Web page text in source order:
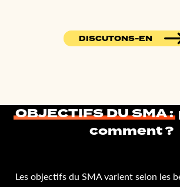
DISCUTONS-EN
OBJECTIFS DU SMA :
comment ?
Les objectifs du SMA varient selon les